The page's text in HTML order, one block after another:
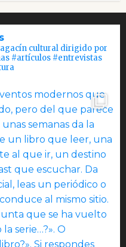
cultural dirigido por
#artículos #entrevistas